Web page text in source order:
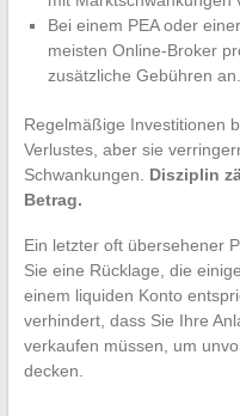
Bei einem PEA oder
meisten Online-Broker
zusätzliche Gebühren an.
Regelmäßige Investitionen
Verlustes, aber sie
Schwankungen. Disziplin
Betrag.
Ein letzter oft übersehener
Sie eine Rücklage, die
einem liquiden Konto
verhindert, dass Sie Ihre
verkaufen müssen, um
decken.